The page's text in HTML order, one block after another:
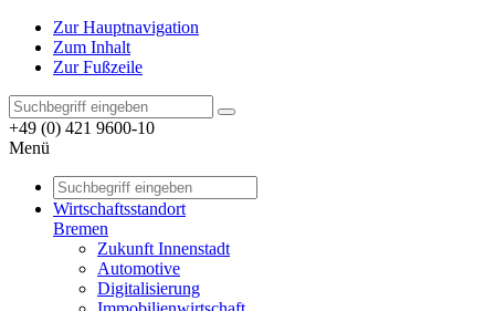
Zur Hauptnavigation
Zum Inhalt
Zur Fußzeile
+49 (0) 421 9600-10
Menü
Wirtschaftsstandort
Bremen
Zukunft Innenstadt
Automotive
Digitalisierung